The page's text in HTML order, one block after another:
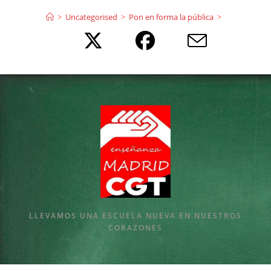
> Uncategorised > Pon en forma la pública >
LLEVAMOS UNA ESCUELA NUEVA EN NUESTROS
CORAZONES